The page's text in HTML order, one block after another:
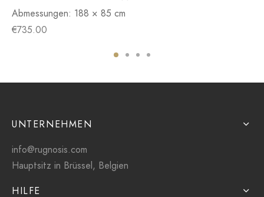
Abmessungen: 188 × 85 cm
€735.00
UNTERNEHMEN
info@rugnosis.com
Hauptsitz in Brüssel, Belgien
HILFE